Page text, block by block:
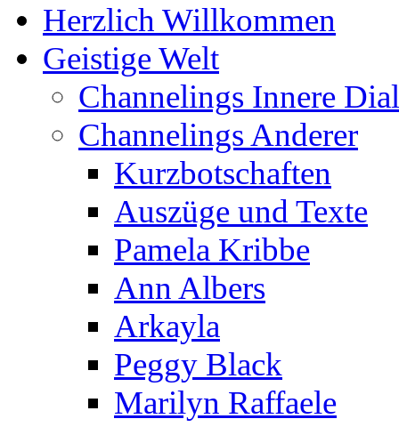
Herzlich Willkommen
Geistige Welt
Channelings Innere
Channelings Anderer
Kurzbotschaften
Auszüge und Texte
Pamela Kribbe
Ann Albers
Arkayla
Peggy Black
Marilyn Raffaele